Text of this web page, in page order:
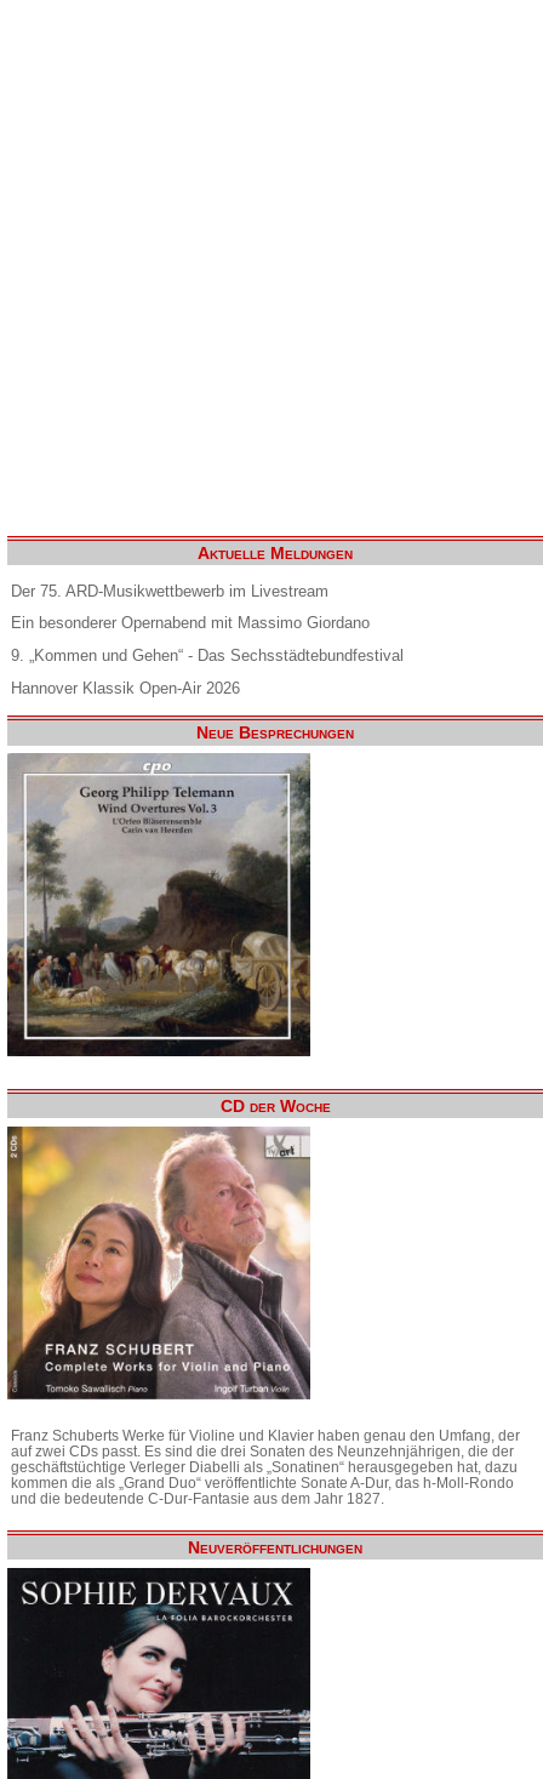
Aktuelle Meldungen
Der 75. ARD-Musikwettbewerb im Livestream
Ein besonderer Opernabend mit Massimo Giordano
9. „Kommen und Gehen“ - Das Sechsstädtebundfestival
Hannover Klassik Open-Air 2026
Neue Besprechungen
CD der Woche
Franz Schuberts Werke für Violine und Klavier haben genau den Umfang, der
auf zwei CDs passt. Es sind die drei Sonaten des Neunzehnjährigen, die der
geschäftstüchtige Verleger Diabelli als „Sonatinen“ herausgegeben hat, dazu
kommen die als „Grand Duo“ veröffentlichte Sonate A-Dur, das h-Moll-Rondo
und die bedeutende C-Dur-Fantasie aus dem Jahr 1827.
Neuveröffentlichungen